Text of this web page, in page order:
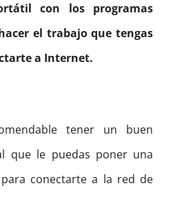
con los programas
el trabajo que tengas
a Internet.
tener un buen
que le puedas poner una
conectarte a la red de